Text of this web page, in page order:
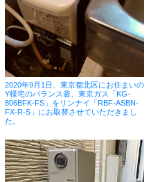
2020年9月1日、東京都北区にお住まいの
Y様宅のバランス釜、東京ガス「KG-
806BFK-FS」をリンナイ「RBF-ASBN-
FX-R-S」にお取替させていただきまし
た。